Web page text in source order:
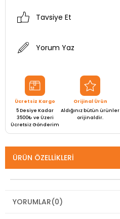
Tavsiye Et
Yorum Yaz
Ücretsiz Kargo
5 Desiye Kadar
3500₺ ve Üzeri
Ücretsiz Gönderim
Orijinal Ürün
Aldığınız bütün ürünler
orijinaldir.
ÜRÜN ÖZELLIKLERI
YORUMLAR(0)